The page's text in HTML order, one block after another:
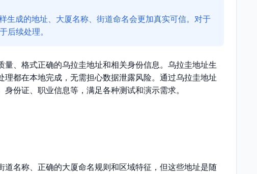
生成的地址、大厦名称、街道命名会更加真实可信。对于
后续处理。
量、格式正确的乌拉圭地址和相关身份信息。乌拉圭地址生
都在本地完成，无需担心数据泄露风险。通过乌拉圭地址
份证、职业信息等，满足各种测试和演示需求。
名称、正确的大厦命名规则和区域特征，但这些地址是随